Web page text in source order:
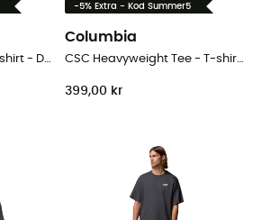
DriVenture SS Tee - T-shirt - Dam
-5% Extra - Kod Summer5
Columbia
CSC Heavyweight Tee - T-shirt - Dam
399,00 kr